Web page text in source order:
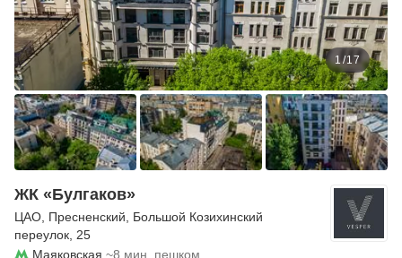
1/17
ЖК «Булгаков»
ЦАО Пресненский
Большой Козихинский
переулок , 25
Маяковская ~8 мин. пешком